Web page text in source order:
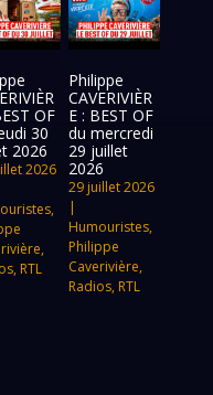
OF
30
2026
2026
,
,
, RTL
Philippe
CAVERIVIÈR
E : BEST OF
du mercredi
29 juillet
2026
29 juillet 2026
|
Humouristes,
Philippe
Caverivière,
Radios, RTL